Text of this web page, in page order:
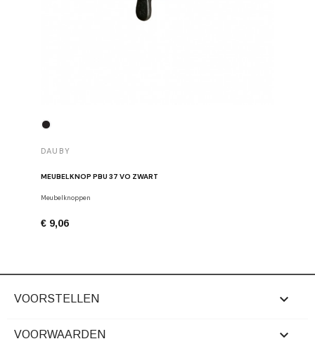
DAUBY
MEUBELKNOP PBU 37 VO ZWART
Meubelknoppen
€ 9,06
VOORSTELLEN 
VOORWAARDEN 